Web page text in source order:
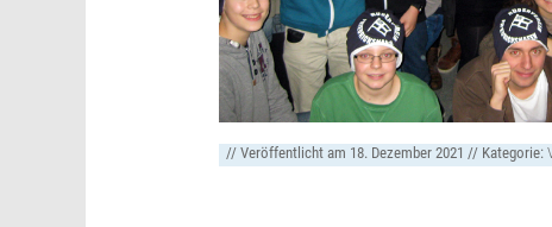
// Veröffentlicht am 18. Dezember 2021 // Kategorie: